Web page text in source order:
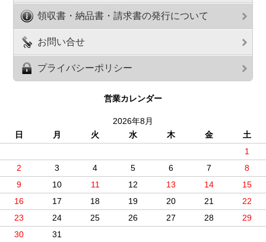
領収書・納品書・請求書の発行について
お問い合せ
プライバシーポリシー
営業カレンダー
2026年8月
日
月 火 水 木 金
土
1
2
3 4 5 6 7
8
9
10 11 12 13 14
15
16
17 18 19 20 21
22
23
24 25 26 27 28
29
30
31